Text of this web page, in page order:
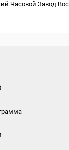
Часовой Завод